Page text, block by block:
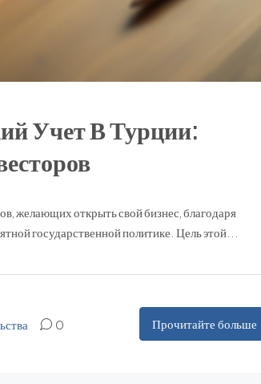
Учет В Турции:
желающих открыть свой бизнес, благодаря
государственной политике. Цель этой...
0 Прочитайте больше